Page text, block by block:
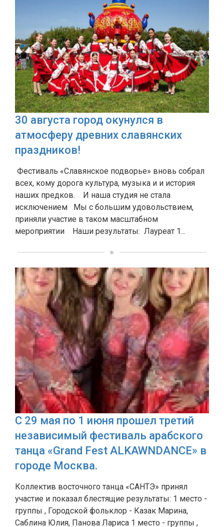
30 августа город окунулся в
атмосферу древних славянских
праздников!
Фестиваль «Славянское подворье» вновь собрал
всех, кому дорога культура, музыка и и история
наших предков. И наша студия не стала
исключением Мы с большим удовольствием,
приняли участие в таком масштабном
мероприятии Наши результаты: Лауреат 1...
С 29 мая по 1 июня прошел третий
независимый фестиваль арабского
танца «Grand Fest ALKAWNDANCE» в
городе Москва.
Коллектив восточного танца «САНТЭ» принял
участие и показал блестящие результаты: 1 место -
группы , Городской фольклор - Казак Марина,
Саблина Юлия, Панова Лариса 1 место - группы ,